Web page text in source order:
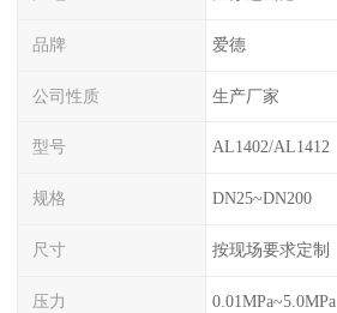
品牌 爱德
公司性质 生产厂家
型号 AL1402/AL1412
规格 DN25~DN200
尺寸 按现场要求定制
压力 0.01MPa~5.0MPa